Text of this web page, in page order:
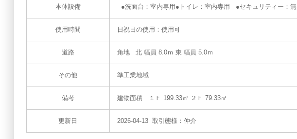
本体設備 ●洗面台：室内専用●トイレ：室内専用 ●セキュリティー：無
使用時間 日祝日の使用：使用可
道路 角地 北 幅員 8.0ｍ 東 幅員 5.0ｍ
その他 準工業地域
備考 建物面積 １Ｆ 199.33㎡ ２Ｆ 79.33㎡
更新日 2026-04-13 取引態様：仲介